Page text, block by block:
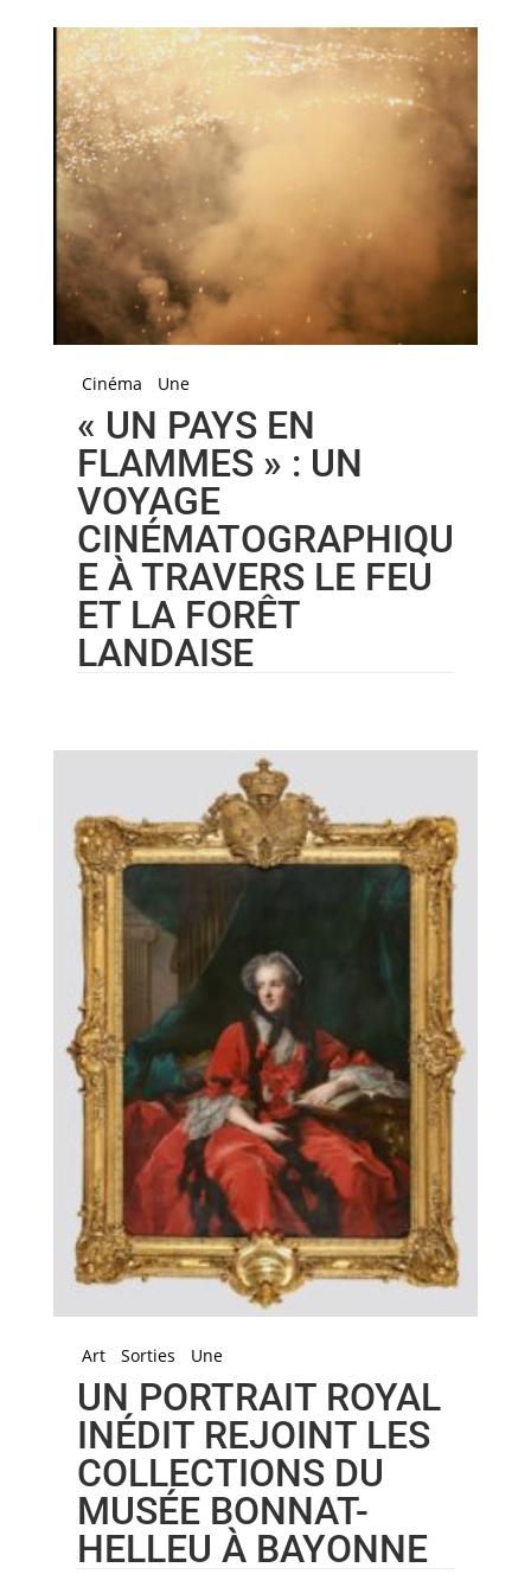
Cinéma Une
« UN PAYS EN
FLAMMES » : UN
VOYAGE
CINÉMATOGRAPHIQU
E À TRAVERS LE FEU
ET LA FORÊT
LANDAISE
Art Sorties Une
UN PORTRAIT ROYAL
INÉDIT REJOINT LES
COLLECTIONS DU
MUSÉE BONNAT-
HELLEU À BAYONNE